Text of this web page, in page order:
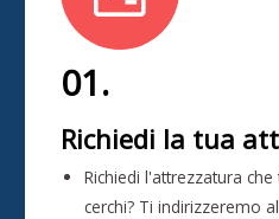
01.
Richiedi la tua
Richiedi l'attrezzatura
cerchi? Ti indirizzeremo